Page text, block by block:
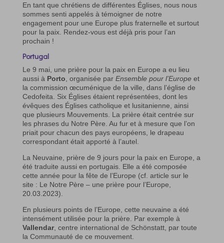
En tant que chrétiens de différentes Églises, nous nous
sommes senti appelés à témoigner de notre
engagement pour une Europe plus fraternelle et surtout
pour la paix. Rendez-vous est déjà pris pour l’an
prochain !
Portugal
Le 9 mai, une prière pour la paix en Europe a eu lieu
aussi à Porto , organisée par Ensemble pour l’Europeet
la commission œcuménique de la ville, dans l’église de
Cedofeita. Six Églises étaient représentées, dont les
évêques des Églises catholique et lusitanienne, ainsi
que plusieurs Mouvements. La prière était centrée sur
les phrases du Notre Père. Au fur et à mesure que l’on
priait pour chacun des pays européens, le drapeau
correspondant était apporté à l’autel.
La Neuvaine, prière de 9 jours pour la paix en Europe, a
été traduite aussi en portugais. Elle a été composée
cette année pour la fête de l’Europe (cf. article sur le
site : Le Notre Père – une prière pour l’Europe,
20.03.2023).
En plusieurs points de l’Europe, cette neuvaine a été
intensément utilisée pour la prière. Par exemple à
Vallendar, centre international de Schönstatt, par toute
la Communauté de ce mouvement.